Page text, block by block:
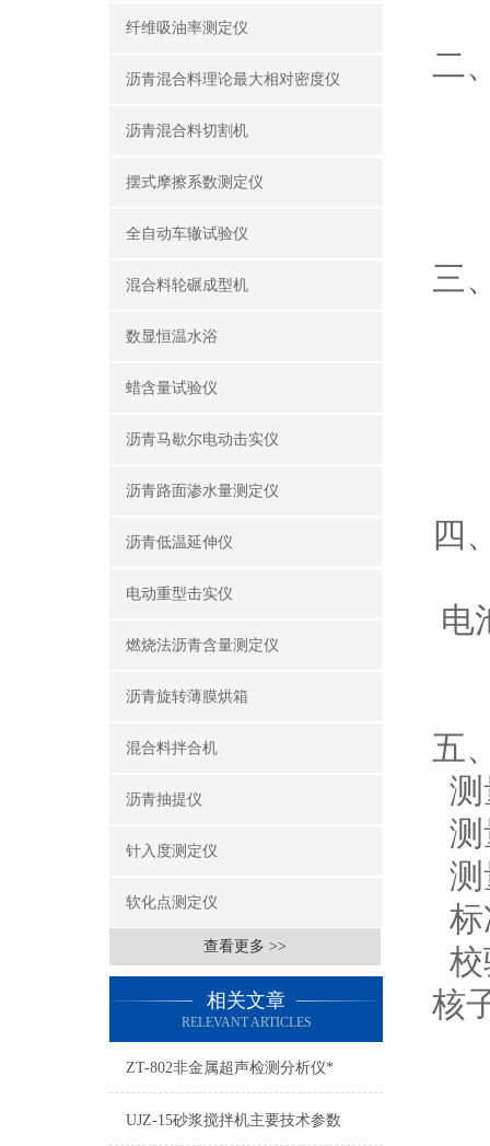
纤维吸油率测定仪
沥青混合料理论最大相对密度仪
沥青混合料切割机
摆式摩擦系数测定仪
全自动车辙试验仪
混合料轮碾成型机
数显恒温水浴
蜡含量试验仪
沥青马歇尔电动击实仪
沥青路面渗水量测定仪
沥青低温延伸仪
电动重型击实仪
燃烧法沥青含量测定仪
沥青旋转薄膜烘箱
混合料拌合机
沥青抽提仪
针入度测定仪
软化点测定仪
查看更多 >>
相关文章
RELEVANT ARTICLES
ZT-802非金属超声检测分析仪*
UJZ-15砂浆搅拌机主要技术参数
二
三
四
电
五
核